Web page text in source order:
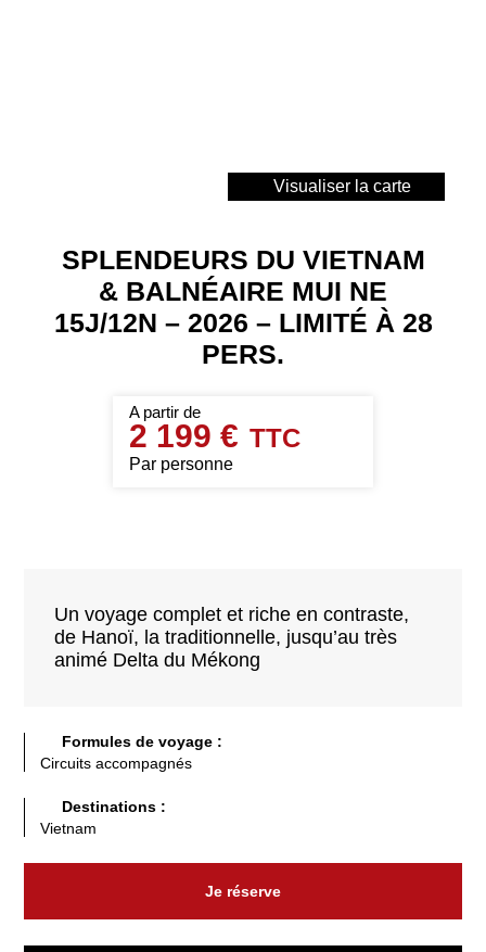
Visualiser la carte
SPLENDEURS DU VIETNAM
& BALNÉAIRE MUI NE
15J/12N – 2026 – LIMITÉ À 28
PERS.
2 199 €
Par personne
Un voyage complet et riche en contraste,
de Hanoï, la traditionnelle, jusqu’au très
animé Delta du Mékong
Formules de voyage :
Circuits accompagnés
Destinations :
Vietnam
Je réserve